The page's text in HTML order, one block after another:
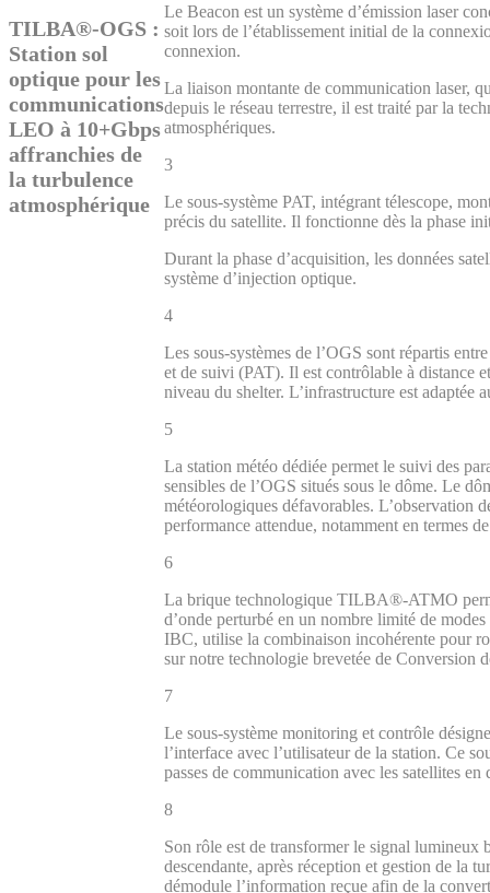
TILBA®-OGS :
Station sol
optique pour les
communications
LEO à 10+Gbps
affranchies de
la turbulence
atmosphérique
Le Beacon est un système d’émission laser
soit lors de l’établissement initial de la
connexion.
La liaison montante de communication laser,
depuis le réseau terrestre, il est traité par la
atmosphériques.
3
Le sous-système PAT, intégrant télescope,
précis du satellite. Il fonctionne dès la phase
Durant la phase d’acquisition, les données
système d’injection optique.
4
Les sous-systèmes de l’OGS sont répartis
et de suivi (PAT). Il est contrôlable à distance
niveau du shelter. L’infrastructure est adaptée
5
La station météo dédiée permet le suivi des
sensibles de l’OGS situés sous le dôme. Le
météorologiques défavorables. L’observation
performance attendue, notamment en termes
6
La brique technologique TILBA®-ATMO
d’onde perturbé en un nombre limité de
IBC, utilise la combinaison incohérente pour
sur notre technologie brevetée de
7
Le sous-système monitoring et contrôle
l’interface avec l’utilisateur de la station. Ce
passes de communication avec les satellites
8
Son rôle est de transformer le signal lumineux
descendante, après réception et gestion de la
démodule l’information reçue afin de la